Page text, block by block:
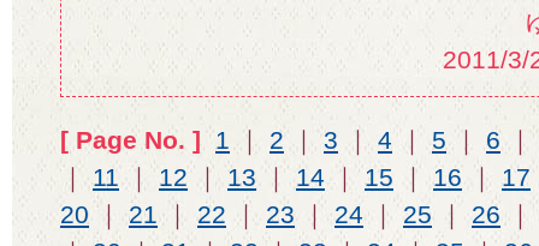
2011/3/
[ Page No. ] 1 ｜ 2｜ 3 ｜ 4 ｜ 5 ｜ 6 ｜
｜ 11 ｜ 12 ｜ 13 ｜ 14 ｜ 15 ｜ 16 ｜ 17
20 ｜ 21 ｜ 22 ｜ 23 ｜ 24 ｜ 25 ｜ 26 ｜